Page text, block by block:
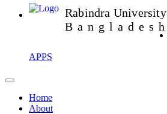
Rabindra University
Bangladesh
APPS
Home
About